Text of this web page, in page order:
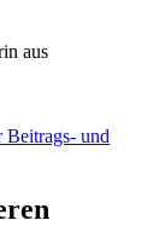
aus
Beitrags- und